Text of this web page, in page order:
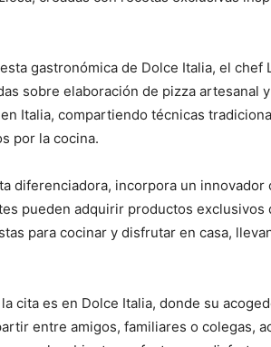
gastronómica de Dolce Italia, el chef
sobre elaboración de pizza artesanal
Italia, compartiendo técnicas
por la cocina.
diferenciadora, incorpora un innovador
pueden adquirir productos exclusivos
para cocinar y disfrutar en casa,
cita es en Dolce Italia, donde su
entre amigos, familiares o colegas,